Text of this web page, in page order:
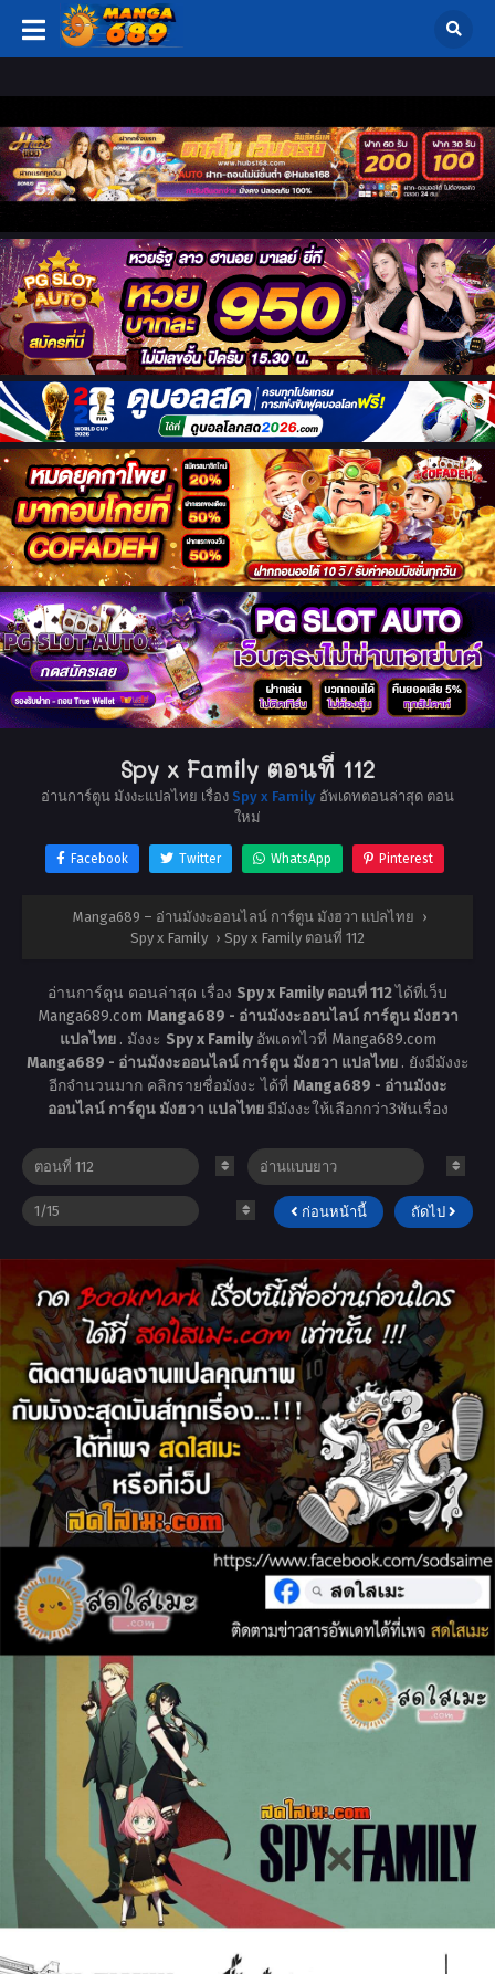
Spy x Family ตอนที่ 112
อ่านการ์ตูน มังงะแปลไทย เรื่อง Spy x Family อัพเดทตอนล่าสุด ตอน
ใหม่
Facebook Twitter WhatsApp Pinterest
Manga689 – อ่านมังงะออนไลน์ การ์ตูน มังฮวา แปลไทย ›
Spy x Family › Spy x Family ตอนที่ 112
อ่านการ์ตูน ตอนล่าสุด เรื่อง Spy x Family ตอนที่ 112ได้ที่เว็บ
Manga689.com Manga689 - อ่านมังงะออนไลน์ การ์ตูน มังฮวา
แปลไทย . มังงะ Spy x Familyอัพเดทไวที่ Manga689.com
Manga689 - อ่านมังงะออนไลน์ การ์ตูน มังฮวา แปลไทย . ยังมีมังงะ
อีกจำนวนมาก คลิกรายชื่อมังงะ ได้ที่ Manga689 - อ่านมังงะ
ออนไลน์ การ์ตูน มังฮวา แปลไทย มีมังงะให้เลือกกว่า3พันเรื่อง
ก่อนหน้านี้ ถัดไป